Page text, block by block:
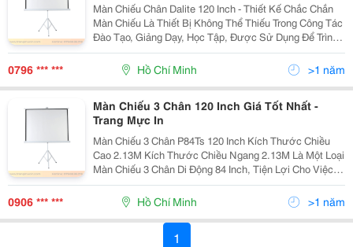
Màn Chiếu Chân Dalite 120 Inch - Thiết Kế Chắc Chắn
Màn Chiếu Là Thiết Bị Không Thể Thiếu Trong Công Tác
Đào Tạo, Giảng Dạy, Học Tập, Được Sử Dụng Để Trình
Chiếu Hình Ảnh, Bài Giảng Trước Mọi Người Xung
Quanh. Màn Chiếu 3 Chân Dalite 120 Inch Có...
0796 *** *** Hồ Chí Minh >1 năm
Màn Chiếu 3 Chân 120 Inch Giá Tốt Nhất -
Trang Mực In
Màn Chiếu 3 Chân P84Ts 120 Inch Kích Thước Chiều
Cao 2.13M Kích Thước Chiều Ngang 2.13M Là Một Loại
Màn Chiếu 3 Chân Di Động 84 Inch, Tiện Lợi Cho Việc
Trình Chiếu Tại Nhiều Địa Điểm Khác Nhau Như Trong
0906 *** *** Hồ Chí Minh >1 năm
1